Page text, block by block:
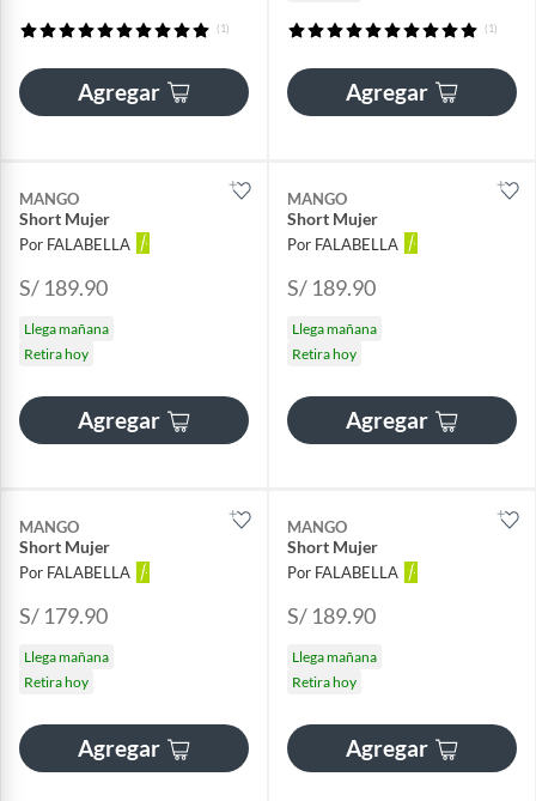
(1)
Agregar
(1)
Agregar
MANGO
Short Mujer
Por FALABELLA
S/ 189.90
Llega mañana
Retira hoy
Agregar
MANGO
Short Mujer
Por FALABELLA
S/ 189.90
Llega mañana
Retira hoy
Agregar
MANGO
Short Mujer
Por FALABELLA
S/ 179.90
Llega mañana
Retira hoy
Agregar
MANGO
Short Mujer
Por FALABELLA
S/ 189.90
Llega mañana
Retira hoy
Agregar